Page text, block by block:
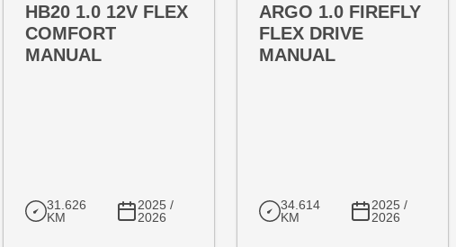
HB20 1.0 12V FLEX
COMFORT
MANUAL
31.626
KM
2025 /
2026
ARGO 1.0 FIREFLY
FLEX DRIVE
MANUAL
34.614
KM
2025 /
2026